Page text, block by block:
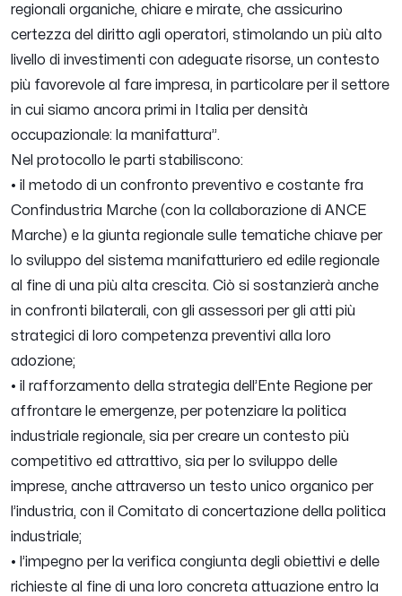
regionali organiche, chiare e mirate, che assicurino
certezza del diritto agli operatori, stimolando un più alto
livello di investimenti con adeguate risorse, un contesto
più favorevole al fare impresa, in particolare per il settore
in cui siamo ancora primi in Italia per densità
occupazionale: la manifattura”.
Nel protocollo le parti stabiliscono:
• il metodo di un confronto preventivo e costante fra
Confindustria Marche (con la collaborazione di ANCE
Marche) e la giunta regionale sulle tematiche chiave per
lo sviluppo del sistema manifatturiero ed edile regionale
al fine di una più alta crescita. Ciò si sostanzierà anche
in confronti bilaterali, con gli assessori per gli atti più
strategici di loro competenza preventivi alla loro
adozione;
• il rafforzamento della strategia dell’Ente Regione per
affrontare le emergenze, per potenziare la politica
industriale regionale, sia per creare un contesto più
competitivo ed attrattivo, sia per lo sviluppo delle
imprese, anche attraverso un testo unico organico per
l’industria, con il Comitato di concertazione della politica
industriale;
• l’impegno per la verifica congiunta degli obiettivi e delle
richieste al fine di una loro concreta attuazione entro la